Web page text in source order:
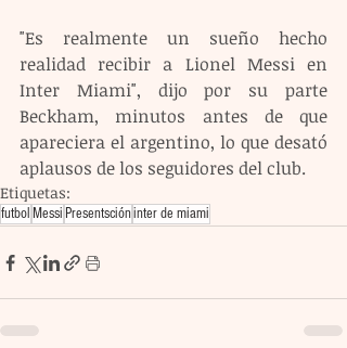
"Es realmente un sueño hecho
realidad recibir a Lionel Messi en
Inter Miami", dijo por su parte
Beckham, minutos antes de que
apareciera el argentino, lo que desató
aplausos de los seguidores del club.
Etiquetas:
futbol Messi Presentscióninter de miami